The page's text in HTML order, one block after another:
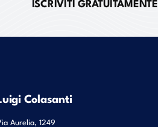
Colasanti
Aurelia, 1249